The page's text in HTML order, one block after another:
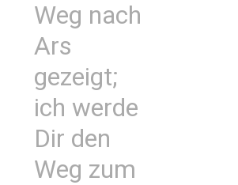
Weg nach
Ars
gezeigt;
ich werde
Dir den
Weg zum